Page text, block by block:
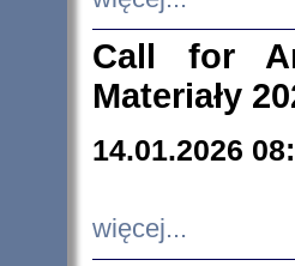
Call for
Materiały
14.01.2026
więcej...